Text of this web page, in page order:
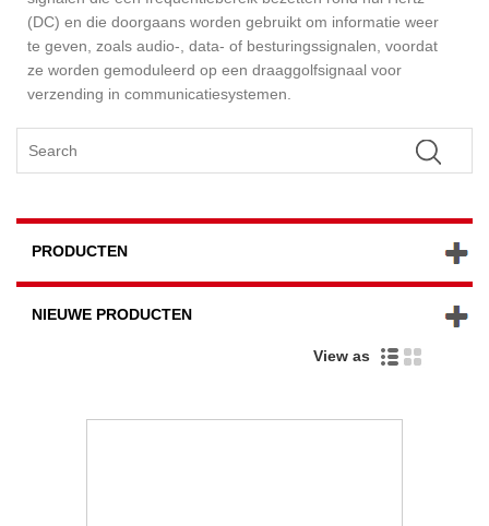
(DC) en die doorgaans worden gebruikt om informatie weer
te geven, zoals audio-, data- of besturingssignalen, voordat
ze worden gemoduleerd op een draaggolfsignaal voor
verzending in communicatiesystemen.
PRODUCTEN
NIEUWE PRODUCTEN
View as